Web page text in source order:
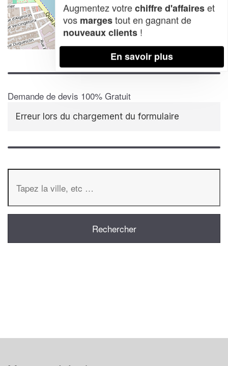
Leaflet| Map data ©OpenStreetMap contributors,CC-BY-SA
Demande de devis 100% Gratuit
Erreur lors du chargement du formulaire
Augmentez votrechiffre d'affaireset
vos margestout en gagnant de
nouveaux clients !
En savoir plus